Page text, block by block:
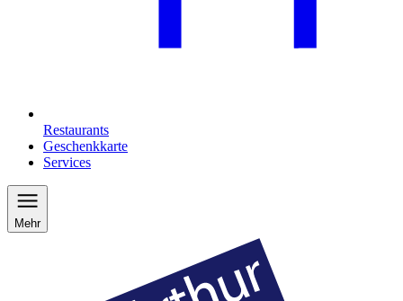
Restaurants
Geschenkkarte
Services
Mehr